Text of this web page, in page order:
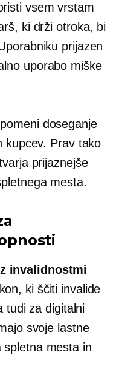
vsem vrstam
ki drži otroka, bi
prijazen
uporabo miške
doseganje
kupcev. Prav tako
prijaznejše
mesta.
invalidnostmi
ki ščiti invalide
tudi za digitalni
svoje lastne
mesta in